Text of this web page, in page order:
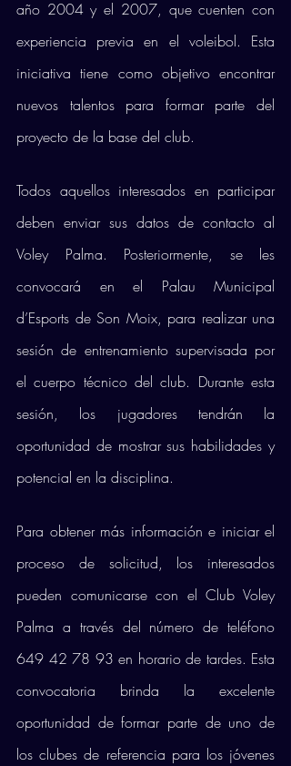
año 2004 y el 2007, que cuenten con
experiencia previa en el voleibol. Esta
iniciativa tiene como objetivo encontrar
nuevos talentos para formar parte del
proyecto de la base del club.
Todos aquellos interesados en participar
deben enviar sus datos de contacto al
Voley Palma. Posteriormente, se les
convocará en el Palau Municipal
d’Esports de Son Moix, para realizar una
sesión de entrenamiento supervisada por
el cuerpo técnico del club. Durante esta
sesión, los jugadores tendrán la
oportunidad de mostrar sus habilidades y
potencial en la disciplina.
Para obtener más información e iniciar el
proceso de solicitud, los interesados
pueden comunicarse con el Club Voley
Palma a través del número de teléfono
649 42 78 93 en horario de tardes. Esta
convocatoria brinda la excelente
oportunidad de formar parte de uno de
los clubes de referencia para los jóvenes